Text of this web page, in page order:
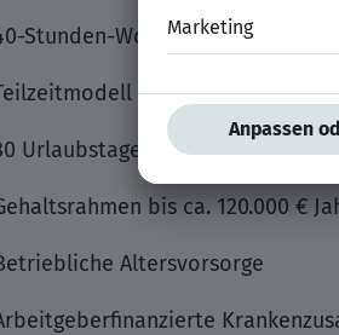
Stunden-Woche
ebenfalls möglich
Urlaubstage
bis ca. 120.000 €
Altersvorsorge